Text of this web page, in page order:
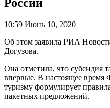
10:59 Июнь 10, 2020
Об этом заявила РИА
Догузова.
Она отметила, что субсидия
впервые. В настоящее время
туризму формулирует
пакетных предложений.